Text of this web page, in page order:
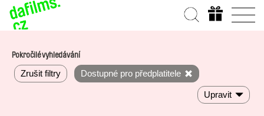
Pokročilé vyhledávání
Zrušit filtry Dostupné pro předplatitele
Upravit